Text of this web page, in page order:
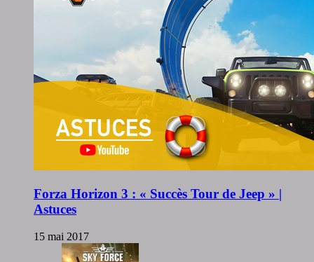
Forza Horizon 3 : « Succès Tour de Jeep » |
Astuces
15 mai 2017